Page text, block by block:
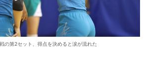
の第2セット、得点を決めると涙が流れた